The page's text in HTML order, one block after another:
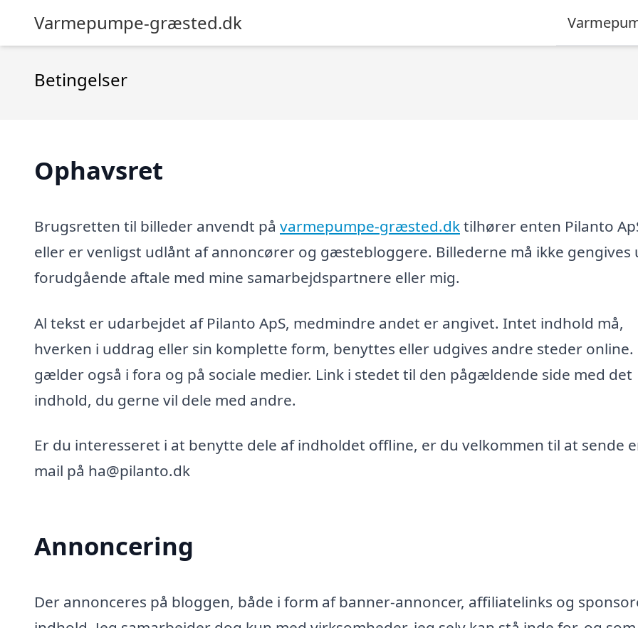
Varmepumpe-græsted.dk
Betingelser
Ophavsret
Brugsretten til billeder anvendt på varmepumpe-græsted.dktilhører enten Pilanto
eller er venligst udlånt af annoncører og gæstebloggere. Billederne må ikke gengives
forudgående aftale med mine samarbejdspartnere eller mig.
Al tekst er udarbejdet af Pilanto ApS, medmindre andet er angivet. Intet indhold må,
hverken i uddrag eller sin komplette form, benyttes eller udgives andre steder
gælder også i fora og på sociale medier. Link i stedet til den pågældende side med det
indhold, du gerne vil dele med andre.
Er du interesseret i at benytte dele af indholdet offline, er du velkommen til at sende
mail på ha@pilanto.dk
Annoncering
Der annonceres på bloggen, både i form af banner-annoncer, affiliatelinks og